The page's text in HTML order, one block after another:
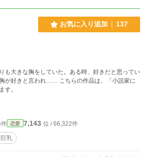
お気に入り追加 137
も大きな胸をしていた。ある時、好きだと思ってい
…… こちらの作品は、「小説家に
す。
恋愛 7,143 位 / 66,322件
巨乳